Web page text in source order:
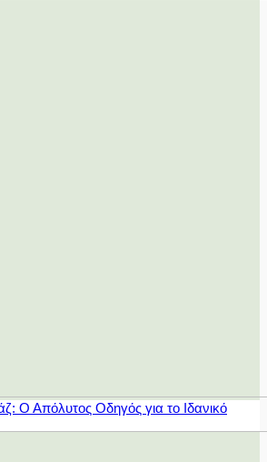
Ο Απόλυτος Οδηγός για το Ιδανικό